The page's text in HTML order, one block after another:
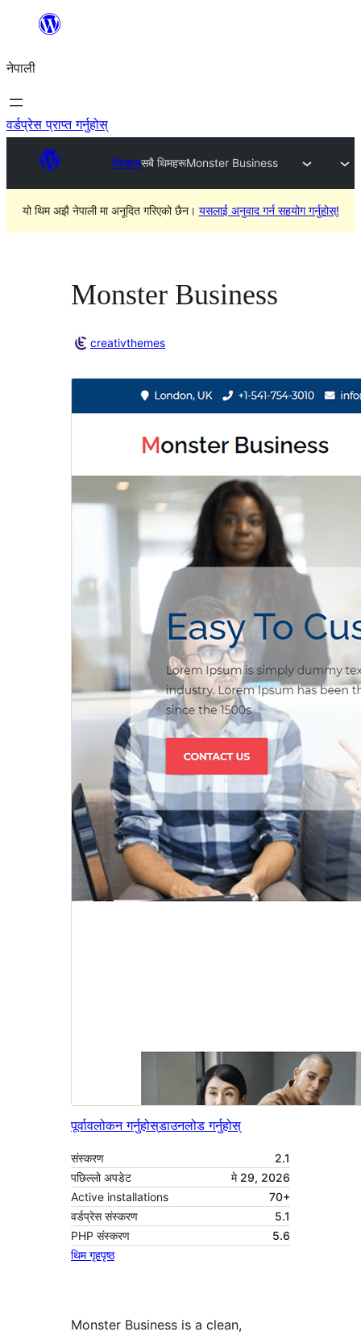
सामग्रीमा
नेपाली
वर्डप्रेस प्राप्त गर्नुहोस्
थिमहरूसबै थिमहरूMonster Business
यो थिम अझै नेपाली मा अनूदित गरिएको छैन। यसलाई अनुवाद गर्न सहयोग गर्नुहोस्!
Monster Business
creativthemes
पूर्वावलोकन गर्नुहोस्डाउनलोड गर्नुहोस्
संस्करण
2.1
पछिल्लो अपडेट
मे 29, 2026
Active installations
70+
वर्डप्रेस संस्करण
5.1
PHP संस्करण
5.6
थिम गृहपृष्ठ
Monster Business is a clean,